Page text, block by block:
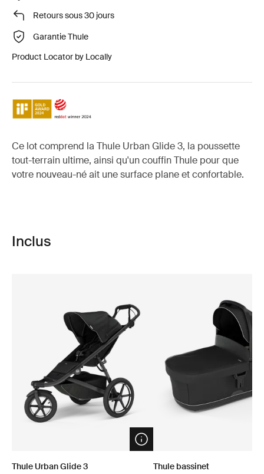
Retours sous 30 jours
Garantie Thule
Product Locator by Locally
Ce lot comprend la Thule Urban Glide 3, la poussette
tout-terrain ultime, ainsi qu'un couffin Thule pour que
votre nouveau-né ait une surface plane et confortable.
Inclus
Open info modal
Thule Urban Glide 3
Thule bassinet